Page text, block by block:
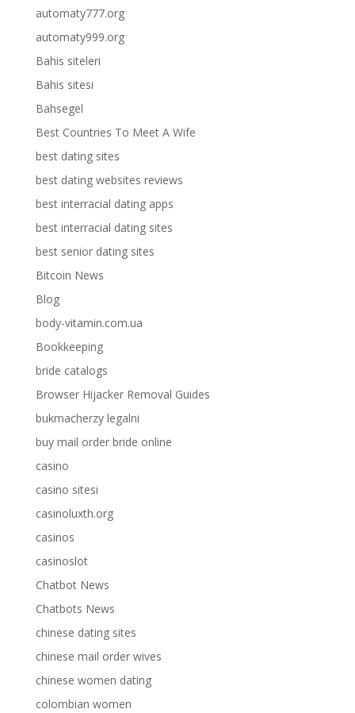
automaty777.org
automaty999.org
Bahis siteleri
Bahis sitesi
Bahsegel
Best Countries To Meet A Wife
best dating sites
best dating websites reviews
best interracial dating apps
best interracial dating sites
best senior dating sites
Bitcoin News
Blog
body-vitamin.com.ua
Bookkeeping
bride catalogs
Browser Hijacker Removal Guides
bukmacherzy legalni
buy mail order bride online
casino
casino sitesi
casinoluxth.org
casinos
casinoslot
Chatbot News
Chatbots News
chinese dating sites
chinese mail order wives
chinese women dating
colombian women